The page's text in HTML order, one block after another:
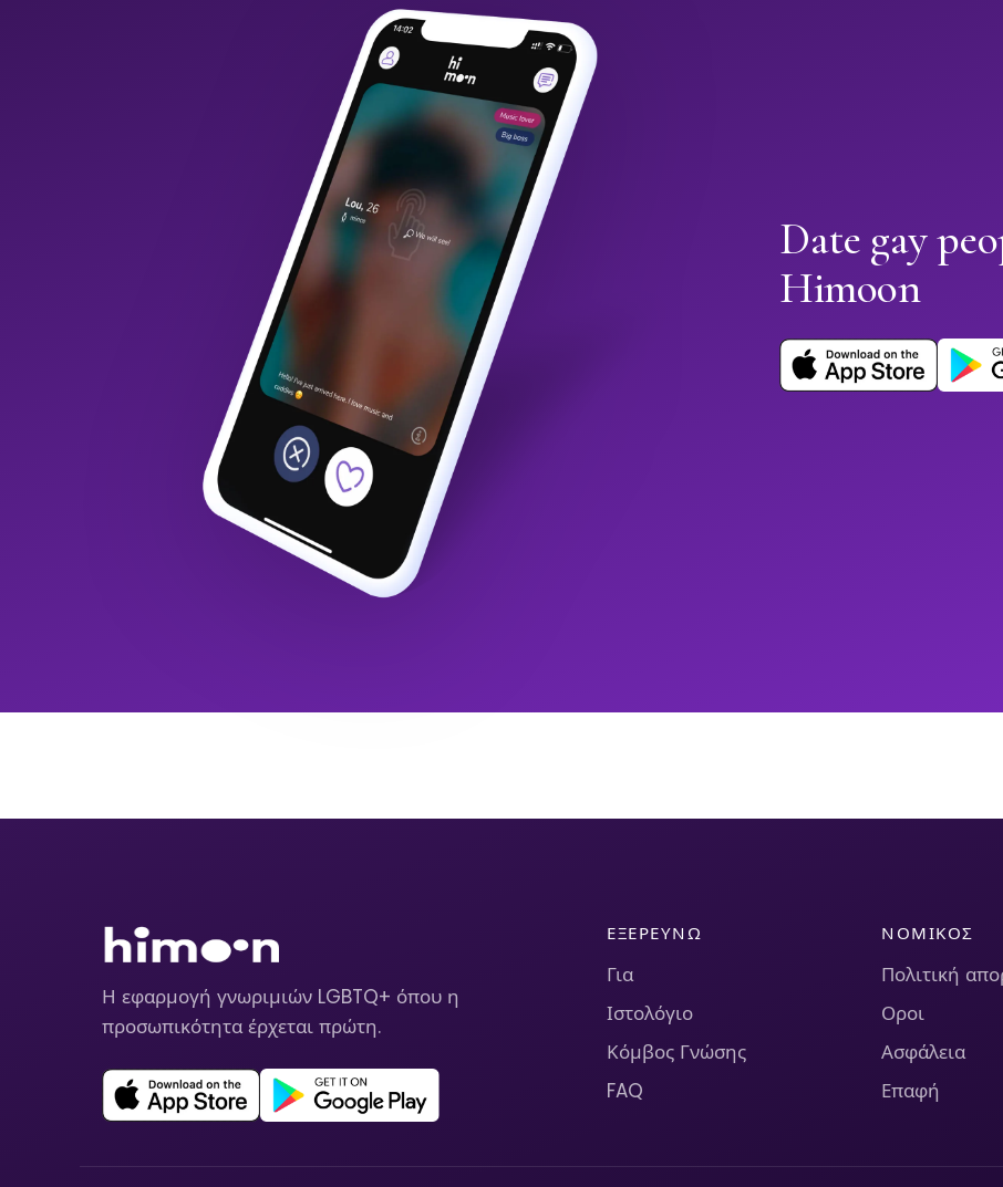
Date gay
Himoon
Η εφαρμογή γνωριμιών LGBTQ+ όπου η
προσωπικότητα έρχεται πρώτη.
ΕΞΕΡΕΥΝΏ
Για
Ιστολόγιο
Κόμβος Γνώσης
FAQ
ΝΟΜΙΚΌΣ
Πολιτική
Οροι
Ασφάλεια
Επαφή